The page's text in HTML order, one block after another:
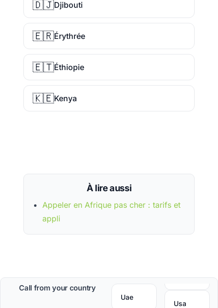
🇩🇯Djibouti
🇪🇷Érythrée
🇪🇹Éthiopie
🇰🇪Kenya
À lire aussi
Appeler en Afrique pas cher : tarifs et
appli
Call from your country
Uae
Usa